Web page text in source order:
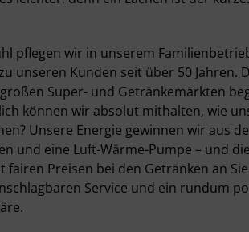
pflegen wir in unserem
unseren Kunden seit über 50 Jahren.
Super- und Getränkemärkten
können wir absolut mithalten, wie
Unsere Energie gewinnen wir aus
und eine Luft-Wärme-Pumpe – und
fairen Preisen bei den Getränken an
Service und ein rundum